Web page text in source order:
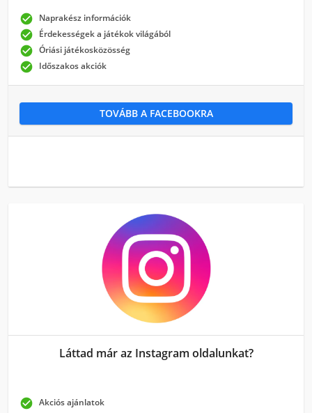
 Naprakész információk
 Érdekességek a játékok világából
 Óriási játékosközösség
 Időszakos akciók
TOVÁBB A FACEBOOKRA
Láttad már az Instagram oldalunkat?
 Akciós ajánlatok